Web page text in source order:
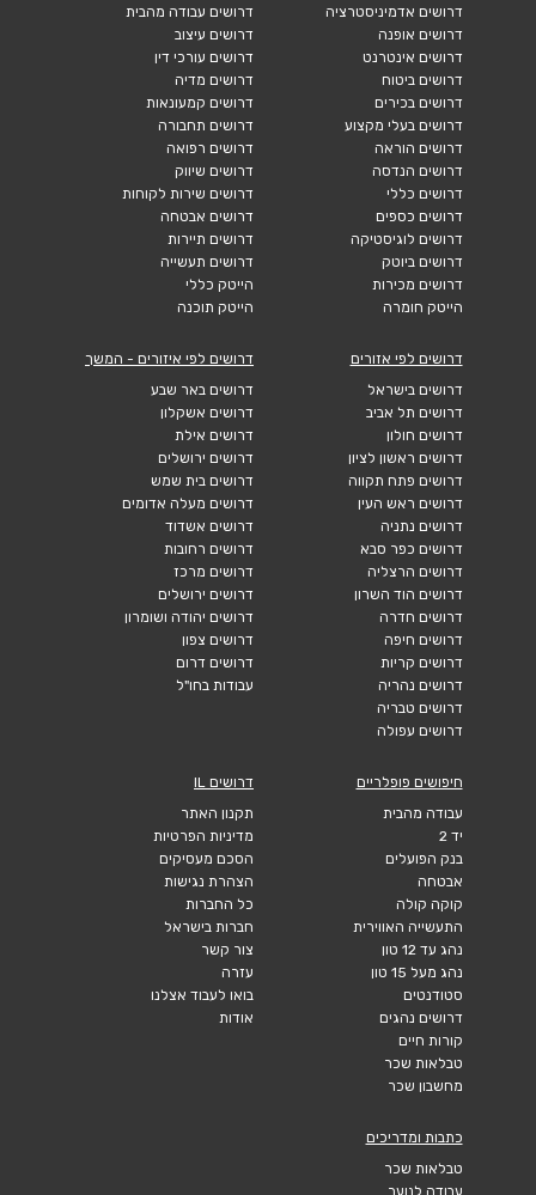
דרושים אדמיניסטרציה
דרושים אופנה
דרושים אינטרנט
דרושים ביטוח
דרושים בכירים
דרושים בעלי מקצוע
דרושים הוראה
דרושים הנדסה
דרושים כללי
דרושים כספים
דרושים לוגיסטיקה
דרושים ביוטק
דרושים מכירות
הייטק חומרה
דרושים עבודה מהבית
דרושים עיצוב
דרושים עורכי דין
דרושים מדיה
דרושים קמעונאות
דרושים תחבורה
דרושים רפואה
דרושים שיווק
דרושים שירות לקוחות
דרושים אבטחה
דרושים תיירות
דרושים תעשייה
הייטק כללי
הייטק תוכנה
דרושים לפי אזורים
דרושים בישראל
דרושים תל אביב
דרושים חולון
דרושים ראשון לציון
דרושים פתח תקווה
דרושים ראש העין
דרושים נתניה
דרושים כפר סבא
דרושים הרצליה
דרושים הוד השרון
דרושים חדרה
דרושים חיפה
דרושים קריות
דרושים נהריה
דרושים טבריה
דרושים עפולה
דרושים לפי איזורים - המשך
דרושים באר שבע
דרושים אשקלון
דרושים אילת
דרושים ירושלים
דרושים בית שמש
דרושים מעלה אדומים
דרושים אשדוד
דרושים רחובות
דרושים מרכז
דרושים ירושלים
דרושים יהודה ושומרון
דרושים צפון
דרושים דרום
עבודות בחו"ל
חיפושים פופלריים
עבודה מהבית
יד 2
בנק הפועלים
אבטחה
קוקה קולה
התעשייה האווירית
נהג עד 12 טון
נהג מעל 15 טון
סטודנטים
דרושים נהגים
קורות חיים
טבלאות שכר
מחשבון שכר
דרושים IL
תקנון האתר
מדיניות הפרטיות
הסכם מעסיקים
הצהרת נגישות
כל החברות
חברות בישראל
צור קשר
עזרה
בואו לעבוד אצלנו
אודות
כתבות ומדריכים
טבלאות שכר
עבודה לנוער